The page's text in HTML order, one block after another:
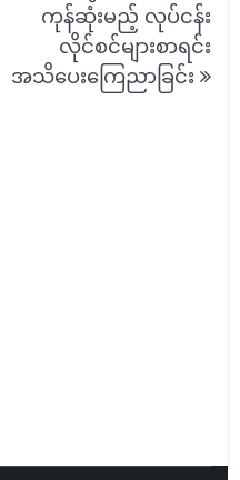
ကုန်ဆုံးမည့် လုပ်ငန်း
လိုင်စင်များစာရင်း
အသိပေးကြေညာခြင်း